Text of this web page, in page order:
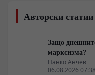
Авторски статии
Защо
марксизма?
Панко Анчев
06.08.2026 07:38